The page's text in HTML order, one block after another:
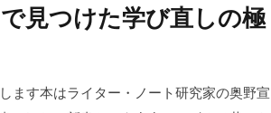
見つけた学び直しの極
ます本はライター・ノート研究家の奥野宣